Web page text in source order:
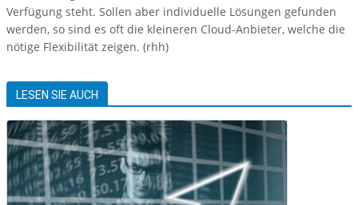
Verfügung steht. Sollen aber individuelle Lösungen gefunden
werden, so sind es oft die kleineren Cloud-Anbieter, welche die
nötige Flexibilität zeigen. (rhh)
LESEN SIE AUCH